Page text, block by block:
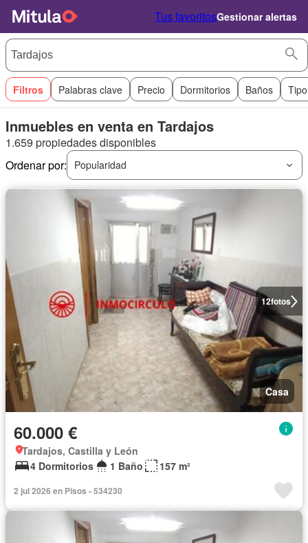
Tus favoritosGestionar alertas
Filtros Palabras clave Precio Dormitorios Baños
Inmuebles en venta en Tardajos
1.659 propiedades disponibles
Ordenar por:
Popularidad
12fotos
Casa
60.000 €
Tardajos, Castilla y León
4 Dormitorios
1 Baño 157 m²
2 jul 2026 en Pisos - 534230